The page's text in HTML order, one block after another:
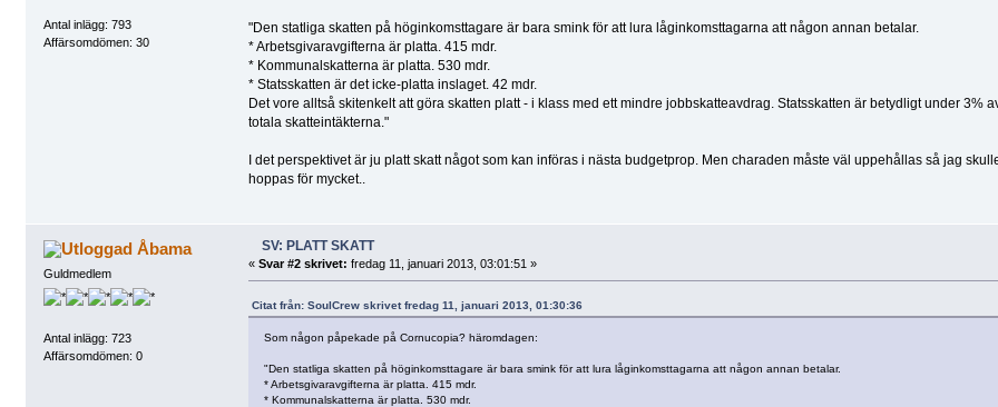
Antal inlägg: 793
Affärsomdömen: 30
"Den statliga skatten på höginkomsttagare är bara smink för att lura låginkomsttagarna att någon annan betalar.
* Arbetsgivaravgifterna är platta. 415 mdr.
* Kommunalskatterna är platta. 530 mdr.
* Statsskatten är det icke-platta inslaget. 42 mdr.
Det vore alltså skitenkelt att göra skatten platt - i klass med ett mindre jobbskatteavdrag. Statsskatten är betydligt under 3%
totala skatteintäkterna."
I det perspektivet är ju platt skatt något som kan införas i nästa budgetprop. Men charaden måste väl uppehållas så jag
hoppas för mycket..
Åbama
Guldmedlem
Antal inlägg: 723
Affärsomdömen: 0
SV: PLATT SKATT
« Svar #2 skrivet: fredag 11, januari 2013, 03:01:51 »
Citat från: SoulCrew skrivet fredag 11, januari 2013, 01:30:36
Som någon påpekade på Cornucopia? häromdagen:
"Den statliga skatten på höginkomsttagare är bara smink för att lura låginkomsttagarna att någon annan betalar.
* Arbetsgivaravgifterna är platta. 415 mdr.
* Kommunalskatterna är platta. 530 mdr.